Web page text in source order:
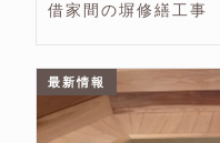
借家間の塀修繕工事
最新情報